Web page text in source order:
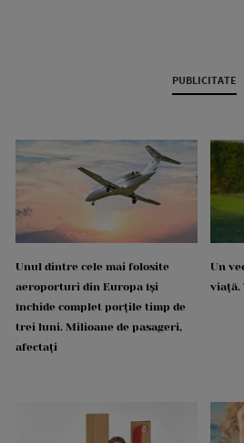
PUBLICITATE
Unul dintre cele mai folosite
aeroporturi din Europa își
închide complet porțile timp de
trei luni. Milioane de pasageri,
afectați
Un
viață.